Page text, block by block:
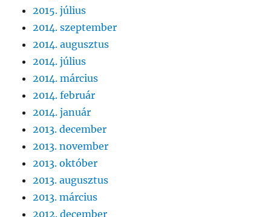
2015. július
2014. szeptember
2014. augusztus
2014. július
2014. március
2014. február
2014. január
2013. december
2013. november
2013. október
2013. augusztus
2013. március
2012. december